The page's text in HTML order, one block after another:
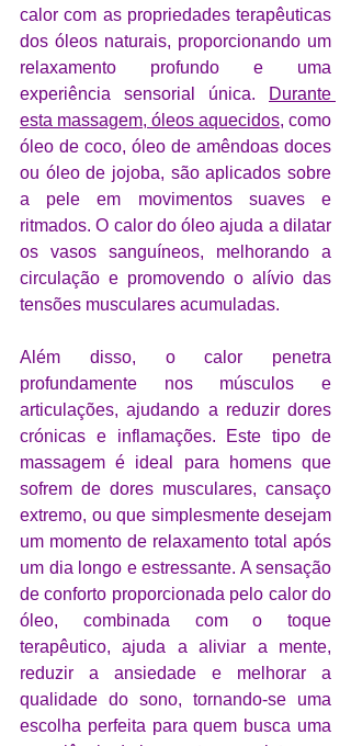
calor com as propriedades terapêuticas
dos óleos naturais, proporcionando um
relaxamento profundo e uma
experiência sensorial única.
Durante
esta massagem, óleos aquecidos, como
óleo de coco, óleo de amêndoas doces
ou óleo de jojoba, são aplicados sobre
a pele em movimentos suaves e
ritmados. O calor do óleo ajuda a dilatar
os vasos sanguíneos, melhorando a
circulação e promovendo o alívio das
tensões musculares acumuladas.
Além disso, o calor penetra
profundamente nos músculos e
articulações, ajudando a reduzir dores
crónicas e inflamações. Este tipo de
massagem é ideal para homens que
sofrem de dores musculares, cansaço
extremo, ou que simplesmente desejam
um momento de relaxamento total após
um dia longo e estressante. A sensação
de conforto proporcionada pelo calor do
óleo, combinada com o toque
terapêutico, ajuda a aliviar a mente,
reduzir a ansiedade e melhorar a
qualidade do sono, tornando-se uma
escolha perfeita para quem busca uma